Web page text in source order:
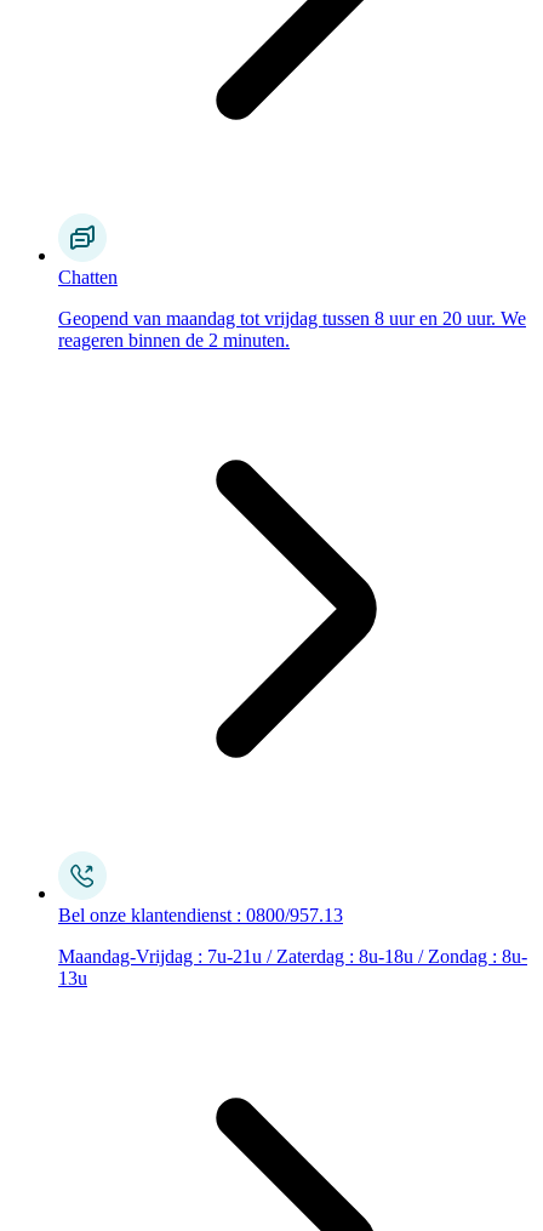
Chatten
Geopend van maandag tot vrijdag tussen 8 uur en 20 uur. We
reageren binnen de 2 minuten.
Bel onze klantendienst : 0800/957.13
Maandag-Vrijdag : 7u-21u / Zaterdag : 8u-18u / Zondag : 8u-
13u